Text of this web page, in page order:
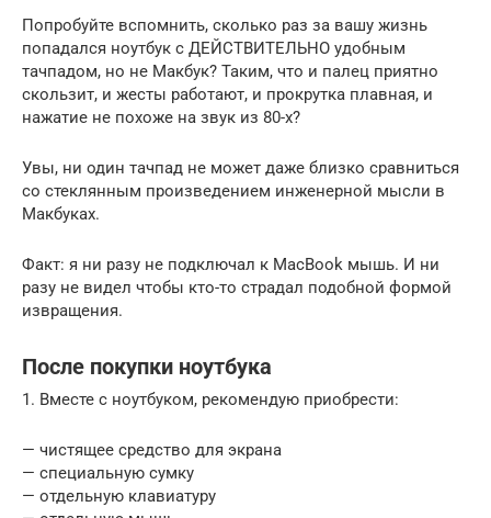
Попробуйте вспомнить, сколько раз за вашу жизнь
попадался ноутбук с ДЕЙСТВИТЕЛЬНО удобным
тачпадом, но не Макбук? Таким, что и палец приятно
скользит, и жесты работают, и прокрутка плавная, и
нажатие не похоже на звук из 80-х?
Увы, ни один тачпад не может даже близко сравниться
со стеклянным произведением инженерной мысли в
Макбуках.
Факт: я ни разу не подключал к MacBook мышь. И ни
разу не видел чтобы кто-то страдал подобной формой
извращения.
После покупки ноутбука
1. Вместе с ноутбуком, рекомендую приобрести:
— чистящее средство для экрана
— специальную сумку
— отдельную клавиатуру